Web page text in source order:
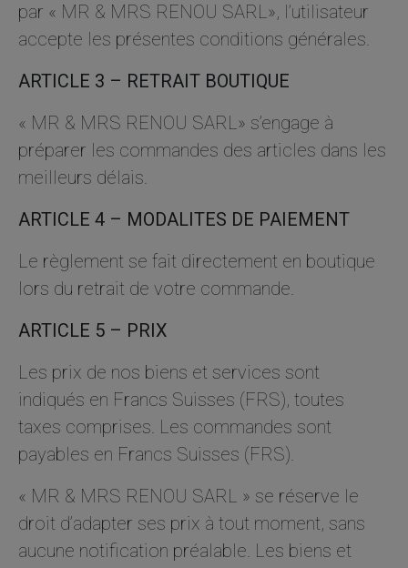
par « MR & MRS RENOU SARL», l’utilisateur
accepte les présentes conditions générales.
ARTICLE 3 – RETRAIT BOUTIQUE
« MR & MRS RENOU SARL» s’engage à
préparer les commandes des articles dans les
meilleurs délais.
ARTICLE 4 – MODALITES DE PAIEMENT
Le règlement se fait directement en boutique
lors du retrait de votre commande.
ARTICLE 5 – PRIX
Les prix de nos biens et services sont
indiqués en Francs Suisses (FRS), toutes
taxes comprises. Les commandes sont
payables en Francs Suisses (FRS).
« MR & MRS RENOU SARL » se réserve le
droit d’adapter ses prix à tout moment, sans
aucune notification préalable. Les biens et